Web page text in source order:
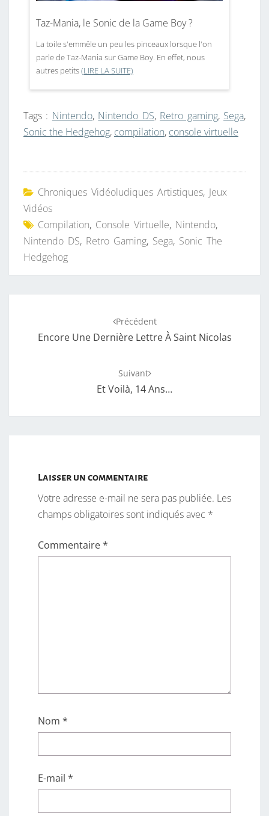
Taz-Mania, le Sonic de la Game Boy ?
La toile s'emmêle un peu les pinceaux lorsque l'on
parle de Taz-Mania sur Game Boy. En effet, nous
autres petits(LIRE LA SUITE)
Tags : Nintendo, Nintendo DS, Retro gaming, Sega,
Sonic the Hedgehog, compilation, console virtuelle
Chroniques Vidéoludiques Artistiques, Jeux
Vidéos
Compilation, Console Virtuelle, Nintendo,
Nintendo DS, Retro Gaming, Sega, Sonic The
Hedgehog
Précédent
Encore Une Dernière Lettre À Saint Nicolas
Suivant
Et Voilà, 14 Ans…
Laisser un commentaire
Votre adresse e-mail ne sera pas publiée. Les
champs obligatoires sont indiqués avec *
Commentaire*
Nom *
E-mail *